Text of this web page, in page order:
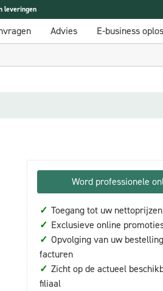
leveringen
Advies E-business
Word professionele
✓ Toegang tot uw nettoprijzen
✓ Exclusieve online
✓ Opvolging van uw
facturen
✓ Zicht op de actueel
filiaal